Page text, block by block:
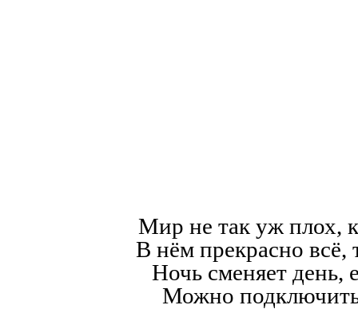
Мир не так уж плох,
В нём прекрасно всё,
Ночь сменяет день,
Можно